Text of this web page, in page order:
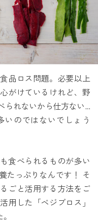
品ロス問題。必要以上
がけているけれど、野
られないから仕方ない…
いのではないでしょう
食べられるものが多い
たっぷりなんです！ そ
ごと活用する方法をご
用した「ベジブロス」